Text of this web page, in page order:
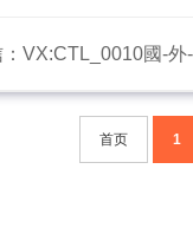
VX:CTL_0010國-外
首页 1